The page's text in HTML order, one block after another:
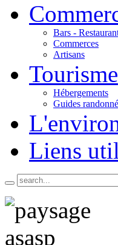
Bars -
Commerces
Artisans
Tourisme
Hébergements
Guides
Liens